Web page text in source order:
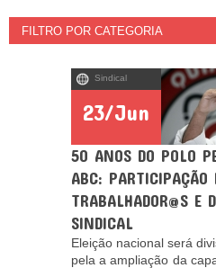
Sindical
23/Jun
50 ANOS DO POLO
ABC: PARTICIPAÇÃO
TRABALHADOR@S E
SINDICAL
Eleição nacional será
pela a ampliação da